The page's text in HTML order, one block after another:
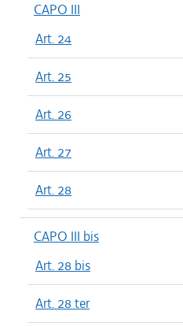
CAPO III
Art. 24
Art. 25
Art. 26
Art. 27
Art. 28
CAPO III bis
Art. 28 bis
Art. 28 ter